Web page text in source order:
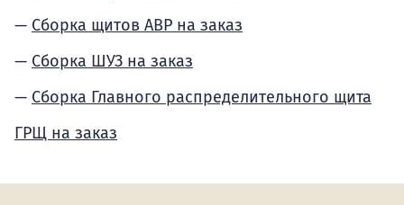
Сборка щитов АВР на заказ
Сборка ШУЗ на заказ
Сборка Главного распределительного щита
ГРЩ на заказ